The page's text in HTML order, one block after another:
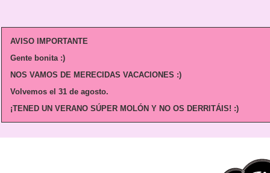
AVISO IMPORTANTE
Gente bonita :)
NOS VAMOS DE MERECIDAS VACACIONES :)
Volvemos el 31 de agosto.
¡TENED UN VERANO SÚPER MOLÓN Y NO OS DERRITÁIS! :)